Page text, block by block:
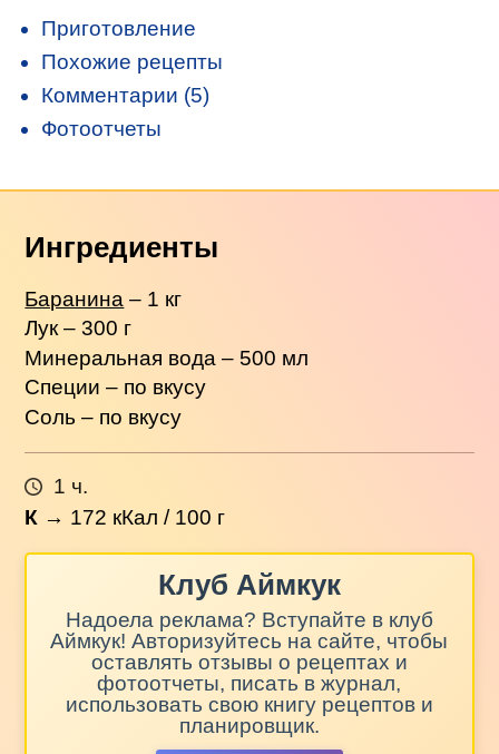
Приготовление
Похожие рецепты
Комментарии (5)
Фотоотчеты
Ингредиенты
Баранина – 1 кг
Лук – 300 г
Минеральная вода – 500 мл
Специи – по вкусу
Соль – по вкусу
1 ч.
К → 172 кКал / 100 г
Клуб Аймкук
Надоела реклама? Вступайте в клуб
Аймкук! Авторизуйтесь на сайте, чтобы
оставлять отзывы о рецептах и
фотоотчеты, писать в журнал,
использовать свою книгу рецептов и
планировщик.